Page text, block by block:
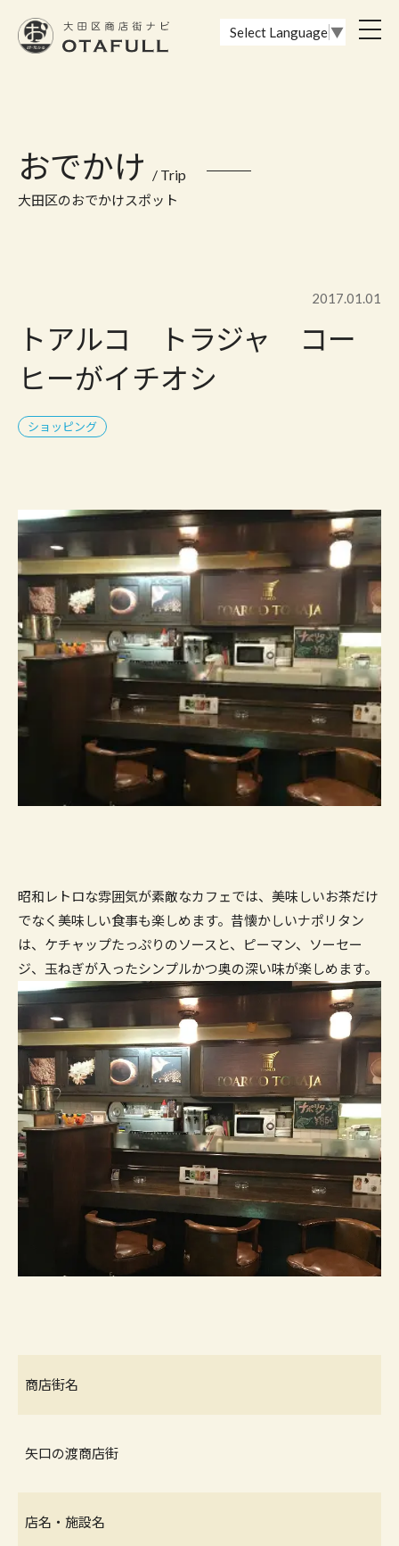
Select Language ▼
おでかけ / Trip
大田区のおでかけスポット
2017.01.01
トアルコ トラジャ コー
ヒーがイチオシ
ショッピング
昭和レトロな雰囲気が素敵なカフェでは、美味しいお茶だけ
でなく美味しい食事も楽しめます。昔懐かしいナポリタン
は、ケチャップたっぷりのソースと、ピーマン、ソーセー
ジ、玉ねぎが入ったシンプルかつ奥の深い味が楽しめます。
商店街名
矢口の渡商店街
店名・施設名